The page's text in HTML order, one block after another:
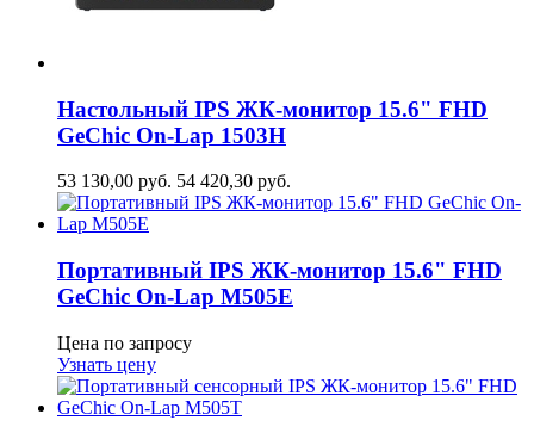
Настольный IPS ЖК-монитор 15.6" FHD
GeСhic On-Lap 1503H
53 130,00 руб. 54 420,30 руб.
Портативный IPS ЖК-монитор 15.6" FHD
GeСhic On-Lap M505E
Цена по запросу
Узнать цену